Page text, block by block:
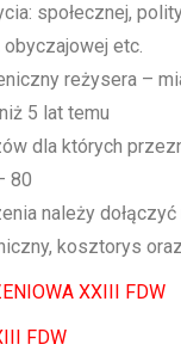
społecznej,
obyczajowej etc.
reżysera –
5 lat temu
dla których
80
należy
kosztorys
XXIII FDW
FDW